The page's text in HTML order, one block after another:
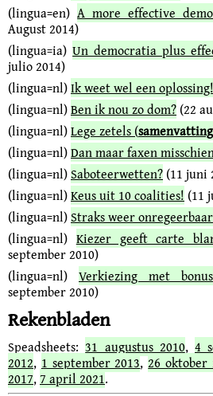
(lingua=en) A more effective
August 2014)
(lingua=ia) Un democratia plus
julio 2014)
(lingua=nl)Ik weet wel een oplossing!
(lingua=nl)Ben ik nou zo dom? (22
(lingua=nl)Lege zetels (samenvatting
(lingua=nl)Dan maar faxen
(lingua=nl)Saboteerwetten? (11 juni
(lingua=nl)Keus uit 10 coalities! (11
(lingua=nl)Straks weer onregeerbaar
(lingua=nl) Kiezer geeft carte
september 2010)
(lingua=nl) Verkiezing met
september 2010)
Rekenbladen
Speadsheets:31 augustus 2010, 4
2012, 1 september 2013,26 oktober
2017,7 april 2021.